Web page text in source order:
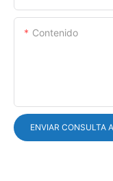
Contenido
ENVIAR CONSULTA